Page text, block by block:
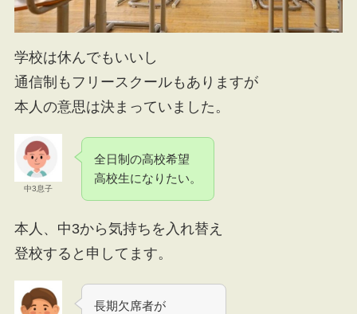
学校は休んでもいいし
通信制もフリースクールもありますが
本人の意思は決まっていました。
中3息子
全日制の高校希望
高校生になりたい。
本人、中3から気持ちを入れ替え
登校すると申してます。
長期欠席者が